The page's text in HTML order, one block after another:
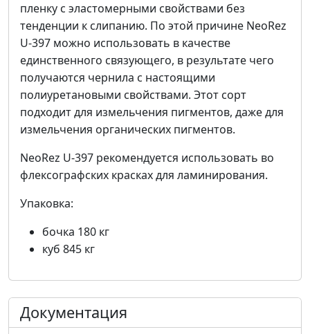
пленку с эластомерными свойствами без
тенденции к слипанию. По этой причине NeoRez
U-397 можно использовать в качестве
единственного связующего, в результате чего
получаются чернила с настоящими
полиуретановыми свойствами. Этот сорт
подходит для измельчения пигментов, даже для
измельчения органических пигментов.
NeoRez U-397 рекомендуется использовать во
флексографских красках для ламинирования.
Упаковка:
бочка 180 кг
куб 845 кг
Документация